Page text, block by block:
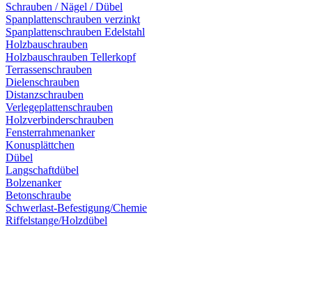
Schrauben / Nägel / Dübel
Spanplattenschrauben verzinkt
Spanplattenschrauben Edelstahl
Holzbauschrauben
Holzbauschrauben Tellerkopf
Terrassenschrauben
Dielenschrauben
Distanzschrauben
Verlegeplattenschrauben
Holzverbinderschrauben
Fensterrahmenanker
Konusplättchen
Dübel
Langschaftdübel
Bolzenanker
Betonschraube
Schwerlast-Befestigung/Chemie
Riffelstange/Holzdübel